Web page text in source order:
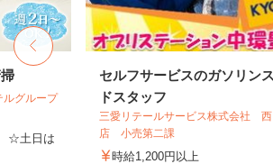
グループ
☆土日は
セルフサービスのガソリン
ドスタッフ
三愛リテールサービス株式会社 西
店 小売第二課
時給1,200円以上